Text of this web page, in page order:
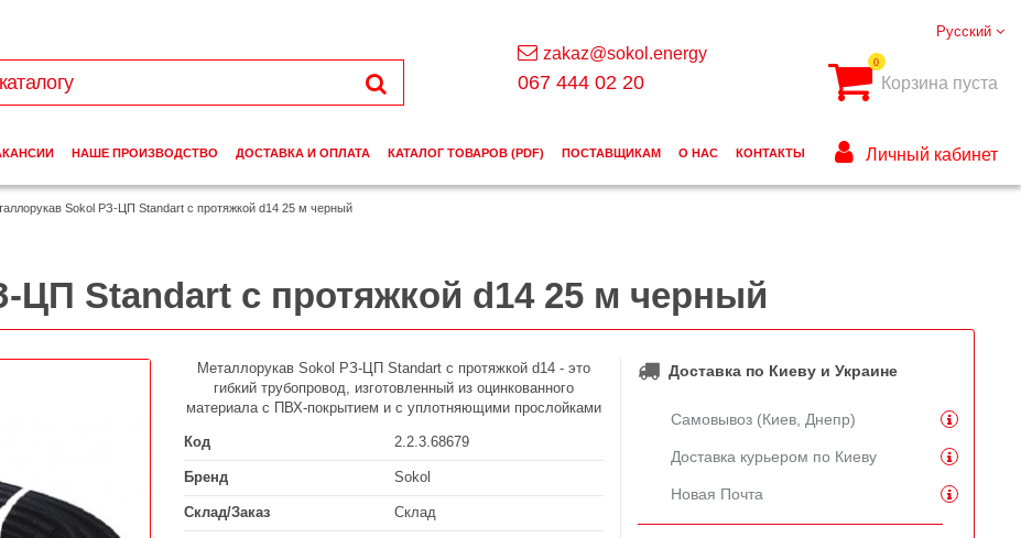
Sokol РЗ-ЦП Standart c протяжкой d14 25 м черный
ЦП Standart c протяжкой d14 25 м черный
Металлорукав Sokol РЗ-ЦП Standart c протяжкой d14 - это
гибкий трубопровод, изготовленный из оцинкованного
материала с ПВХ-покрытием и с уплотняющими прослойками
Код 2.2.3.68679
Бренд Sokol
Склад/Заказ Склад
Доставка по Киеву и Украине
Самовывоз (Киев, Днепр)
Доставка курьером по Киеву
Новая Почта
Русский
zakaz@sokol.energy
067 444 02 20
0
Корзина пуста
НАШЕ ПРОИЗВОДСТВО ДОСТАВКА И ОПЛАТА КАТАЛОГ ТОВАРОВ (PDF) ПОСТАВЩИКАМ О НАС КОНТАКТЫ Личный кабинет